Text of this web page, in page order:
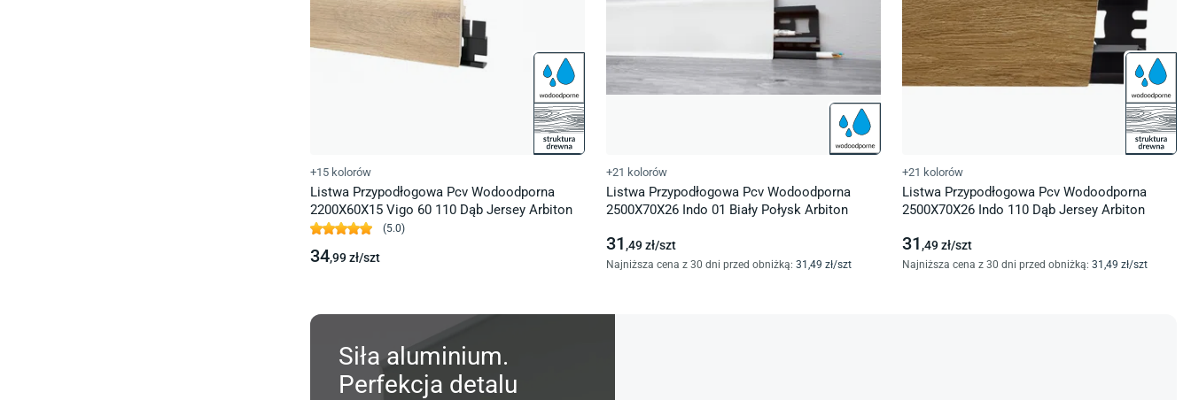
+15 kolorów
Listwa Przypodłogowa Pcv Wodoodporna
2200X60X15 Vigo 60 110 Dąb Jersey Arbiton
(5.0)
34,99zł/szt
+21 kolorów
Listwa Przypodłogowa Pcv Wodoodporna
2500X70X26 Indo 01 Biały Połysk Arbiton
31 ,49zł/szt
Najniższa cena z 30 dni przed obniżką: 31 ,49 zł/szt
+21 kolorów
Listwa Przypodłogowa Pcv Wodoodporna
2500X70X26 Indo 110 Dąb Jersey Arbiton
31 ,49zł/szt
Najniższa cena z 30 dni przed obniżką: 31 ,49 zł/szt
Siła aluminium.
Perfekcja detalu